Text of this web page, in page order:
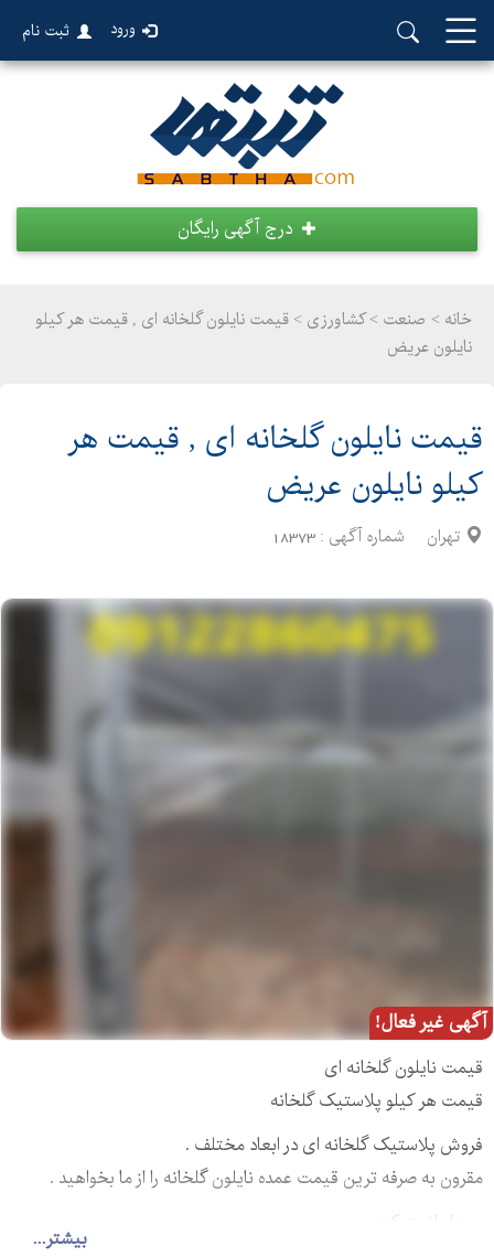
ورود ثبت نام
درج آگهی رایگان
خانه > صنعت >کشاورزی > قیمت نایلون گلخانه ای , قیمت هر کیلو
نایلون عریض
قیمت نایلون گلخانه ای , قیمت هر
کیلو نایلون عریض
تهران شماره آگهی : 18373
آگهی غیر فعال!
بیشتر...
قیمت نایلون گلخانه ای
قیمت هر کیلو پلاستیک گلخانه
فروش پلاستیک گلخانه ای در ابعاد مختلف .
مقرون به صرفه ترین قیمت عمده نایلون گلخانه را از ما بخواهید .